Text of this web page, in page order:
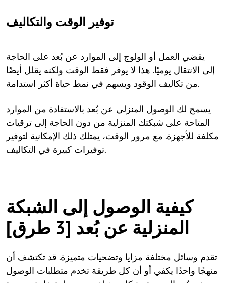
توفير الوقت والتكاليف
يقضي العمل أو الولوج إلى الموارد عن بُعد على الحاجة
إلى الانتقال يوميًا. هذا لا يوفر فقط الوقت ولكنه يقلل أيضًا
من تكاليف الوقود ويسهم في نمط حياة أكثر استدامة.
يسمح لك الوصول المنزلي عن بُعد بالاستفادة من الموارد
المتاحة على شبكتك المنزلية من دون الحاجة إلى ترقيات
مكلفة للأجهزة. مع مرور الوقت، يمتلك ذلك الإمكانية لتوفير
توفيرات كبيرة في التكاليف.
كيفية الوصول إلى الشبكة
المنزلية عن بُعد [3 طرق]
تقدم وسائل مختلفة مزايا وتضحيات متميزة. قد تكتشف أن
منهجًا واحدًا يكفي أو أن كل طريقة تخدم متطلبات الوصول